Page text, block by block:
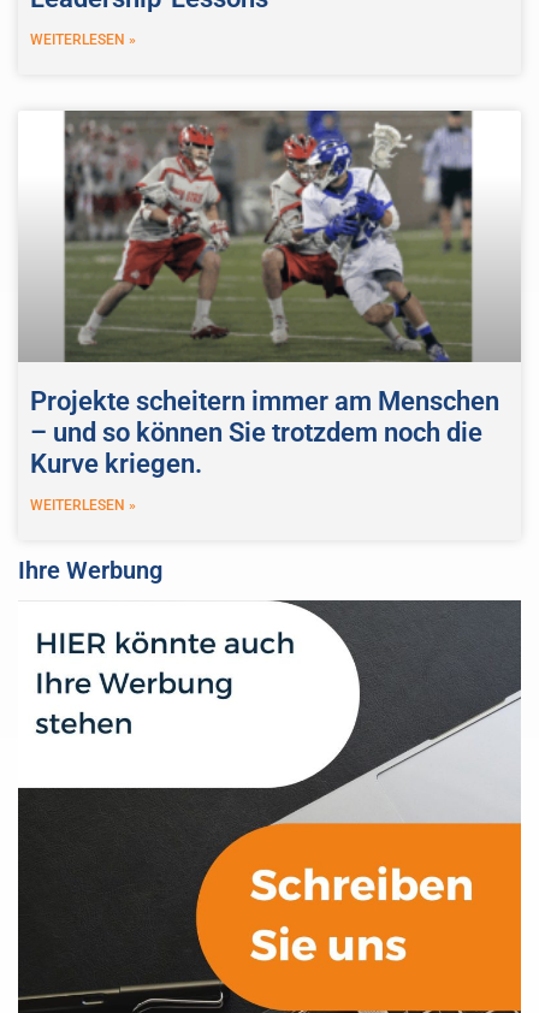
WEITERLESEN »
Projekte scheitern immer am Menschen
– und so können Sie trotzdem noch die
Kurve kriegen.
WEITERLESEN »
Ihre Werbung